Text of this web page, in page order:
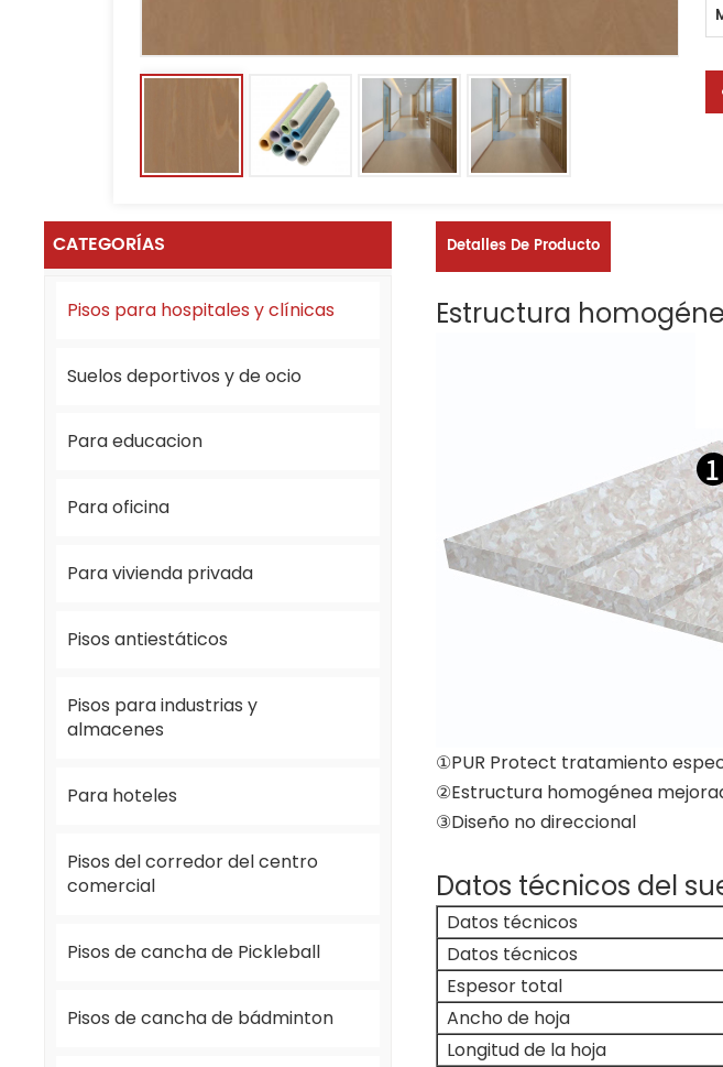
CATEGORÍAS
Pisos para hospitales y clínicas
Suelos deportivos y de ocio
Para educacion
Para oficina
Para vivienda privada
Pisos antiestáticos
Pisos para industrias y
almacenes
Para hoteles
Pisos del corredor del centro
comercial
Pisos de cancha de Pickleball
Pisos de cancha de bádminton
Detalles De Producto
Estructura
①PUR Protect tratamiento
②Estructura homogénea
③Diseño no direccional
Datos técnicos del
Datos técnicos
Datos técnicos
Espesor total
Ancho de hoja
Longitud de la hoja